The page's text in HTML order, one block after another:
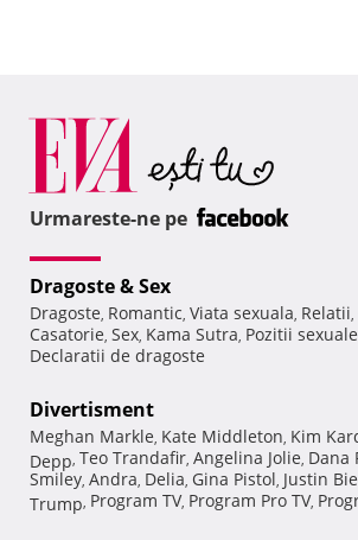
Urmareste-ne pe
Dragoste & Sex
Dragoste, Romantic, Viata sexuala, Relatii,
Casatorie, Sex, Kama Sutra, Pozitii
Declaratii de dragoste
Divertisment
Meghan Markle, Kate Middleton, Kim
Depp, Teo Trandafir, Angelina Jolie, Dana
Smiley, Andra, Delia, Gina Pistol, Justin
Trump, Program TV, Program Pro TV,